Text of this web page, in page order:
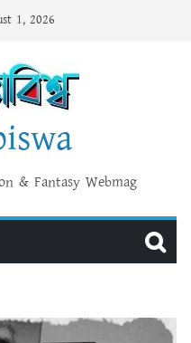
1, 2026
& Fantasy Webmag